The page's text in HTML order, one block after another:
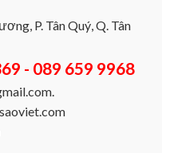
P. Tân Quý, Q. Tân
- 089 659 9968